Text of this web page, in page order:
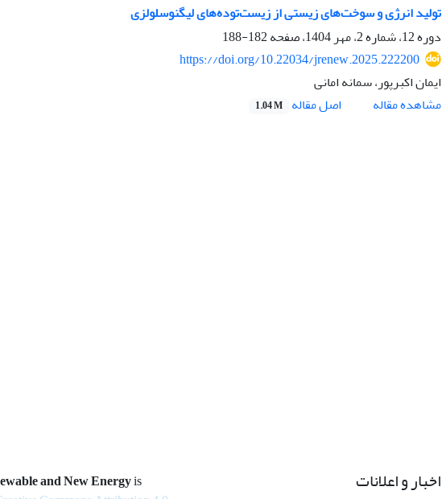
تولید انرژی و سوخت‌های زیستی از زیست‌تود‌ه‌های لیگنوسلولزی
دوره 12، شماره 2، مهر 1404، صفحه
182-188
https://doi.org/10.22034/jrenew.2025.222200
ایمان اکبرپور، سمانه امانی
مشاهده مقاله
اصل مقاله 1.04 M
اخبار و اعلانات and New Energyis